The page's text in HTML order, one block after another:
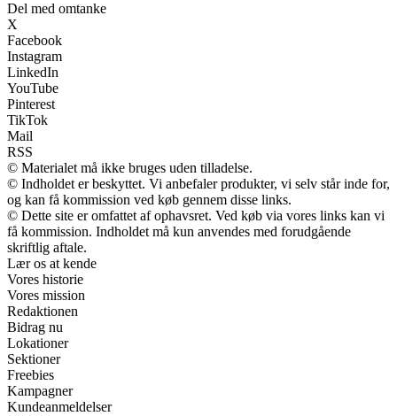
Del med omtanke
X
Facebook
Instagram
LinkedIn
YouTube
Pinterest
TikTok
Mail
RSS
© Materialet må ikke bruges uden tilladelse.
© Indholdet er beskyttet. Vi anbefaler produkter, vi selv står inde for,
og kan få kommission ved køb gennem disse links.
© Dette site er omfattet af ophavsret. Ved køb via vores links kan vi
få kommission. Indholdet må kun anvendes med forudgående
skriftlig aftale.
Lær os at kende
Vores historie
Vores mission
Redaktionen
Bidrag nu
Lokationer
Sektioner
Freebies
Kampagner
Kundeanmeldelser